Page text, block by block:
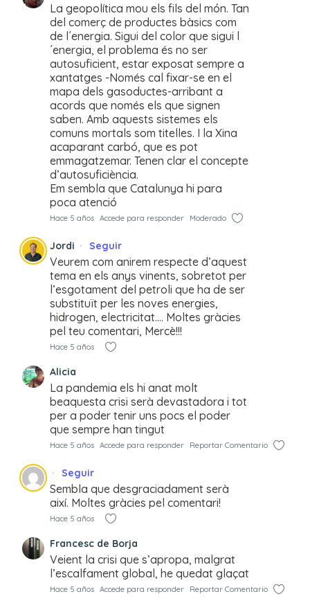
La geopolítica mou els fils del món. Tan
del comerç de productes bàsics com
de l´energia. Sigui del color que sigui l
´energia, el problema és no ser
autosuficient, estar exposat sempre a
xantatges -Només cal fixar-se en el
mapa dels gasoductes-arribant a
acords que només els que signen
saben. Amb aquests sistemes els
comuns mortals som titelles. I la Xina
acaparant carbó, que es pot
emmagatzemar. Tenen clar el concepte
d’autosuficiència.
Em sembla que Catalunya hi para
poca atenció
Hace 5 años Accede para responder Moderado
Jordi Seguir
Veurem com anirem respecte d’aquest
tema en els anys vinents, sobretot per
l’esgotament del petroli que ha de ser
substituït per les noves energies,
hidrogen, electricitat…. Moltes gràcies
pel teu comentari, Mercè!!!
Hace 5 años
Alicia
La pandemia els hi anat molt
beaquesta crisi serà devastadora i tot
per a poder tenir uns pocs el poder
que sempre han tingut
Hace 5 años Accede para responder Reportar Comentario
Seguir
Sembla que desgraciadament serà
així. Moltes gràcies pel comentari!
Hace 5 años
Francesc de Borja
Veient la crisi que s’apropa, malgrat
l’escalfament global, he quedat glaçat
Hace 5 años Accede para responder Reportar Comentario